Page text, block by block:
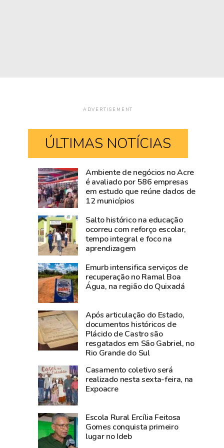
ADVERTISEMENT
ÚLTIMAS NOTÍCIAS
Super
Niño
ameaça
Amazônia
Ocidental:
Acre
projeta
crescimento
de
4%
do
PIB
empregos
com
alta
de
0,77%
em
Acre
destinou
7,1%
do
orçamento
investimentos
entre
2019
2025,
aponta
levantamento
Ambiente de negócios no Acre
é avaliado por 586 empresas
em estudo que reúne dados de
12 municípios
Salto histórico na educação
ocorreu com reforço escolar,
tempo integral e foco na
aprendizagem
Emurb intensifica serviços de
recuperação no Ramal Boa
Água, na região do Quixadá
Após articulação do Estado,
documentos históricos de
Plácido de Castro são
resgatados em São Gabriel, no
Rio Grande do Sul
Casamento coletivo será
realizado nesta sexta-feira, na
Expoacre
Escola Rural Ercília Feitosa
Gomes conquista primeiro
lugar no Ideb